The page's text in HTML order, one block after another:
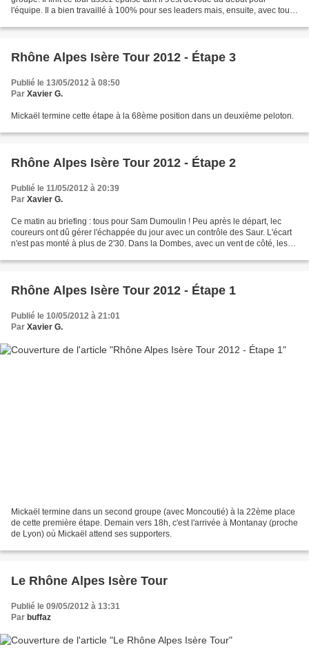
l'équipe. Il a bien travaillé à 100% pour ses leaders mais, ensuite, avec tous
Rhône Alpes Isère Tour 2012 - Étape 3
Publié le 13/05/2012 à 08:50
Par Xavier G.
Mickaël termine cette étape à la 68ème position dans un deuxième peloton.
Rhône Alpes Isère Tour 2012 - Étape 2
Publié le 11/05/2012 à 20:39
Par Xavier G.
Ce matin au briefing : tous pour Sam Dumoulin ! Peu après le départ, lec
coureurs ont dû gérer l'échappée du jour avec un contrôle des Saur. L'écart
n'est pas monté à plus de 2'30. Dans la Dombes, avec un vent de côté, les
Rhône Alpes Isère Tour 2012 - Étape 1
Publié le 10/05/2012 à 21:01
Par Xavier G.
Mickaël termine dans un second groupe (avec Moncoutié) à la 22ème place
de cette première étape. Demain vers 18h, c'est l'arrivée à Montanay (proche
de Lyon) où Mickaël attend ses supporters.
Le Rhône Alpes Isère Tour
Publié le 09/05/2012 à 13:31
Par buffaz